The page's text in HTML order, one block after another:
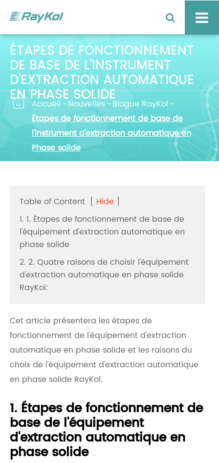
ÉTAPES DE FONCTIONNEMENT
DE BASE DE L'INSTRUMENT
D'EXTRACTION AUTOMATIQUE
EN PHASE SOLIDE
 Accueil Nouvelles
Blogue RayKol
Étapes de fonctionnement de base de
l'instrument d'extraction automatique en
Phase solide
Table of Content [ Hide ]
1. 1. Étapes de fonctionnement de base de
l'équipement d'extraction automatique en
phase solide
2. 2. Quatre raisons de choisir l'équipement
d'extraction automatique en phase solide
RayKol:
Cet article présentera les étapes de
fonctionnement de l'équipement d'extraction
automatique en phase solide et les raisons du
choix de l'équipement d'extraction automatique
en phase solide RayKol.
1. Étapes de fonctionnement de
base de l'équipement
d'extraction automatique en
phase solide